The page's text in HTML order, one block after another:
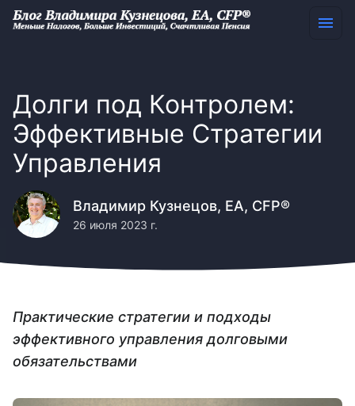
Долги под Контролем:
Эффективные Стратегии
Управления
Владимир Кузнецов, EA, CFP®
26 июля 2023 г.
Практические стратегии и подходы
эффективного управления долговыми
обязательствами